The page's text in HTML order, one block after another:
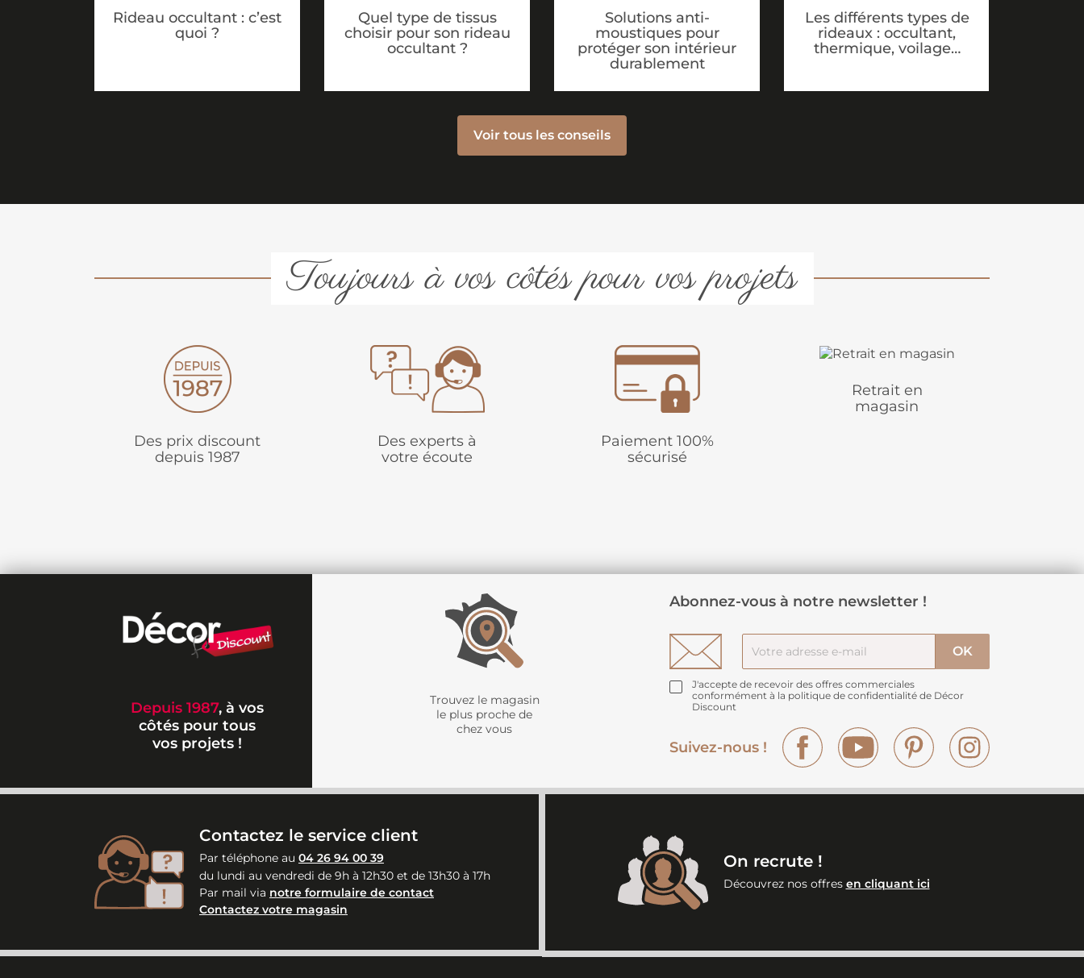
Rideau occultant : c’est
quoi ?
Quel type de tissus
choisir pour son rideau
occultant ?
Solutions anti-
moustiques pour
protéger son intérieur
durablement
Les différents types de
rideaux : occultant,
thermique, voilage…
Voir tous les conseils
Toujours à vos côtés pour vos projets
Des prix discount
depuis 1987
Des experts à
votre écoute
Paiement 100%
sécurisé
Retrait en
magasin
Depuis 1987, à vos
côtés pour tous
vos projets !
Trouvez le magasin
le plus proche de
chez vous
Abonnez-vous à notre newsletter !
J'accepte de recevoir des offres commerciales
conformément à la politique de confidentialité de Décor
Discount
Suivez-nous !
Facebook YouTube Pinterest
Contactez le service client
Par téléphone au 04 26 94 00 39
du lundi au vendredi de 9h à 12h30 et de 13h30 à 17h
Par mail via notre formulaire de contact
Contactez votre magasin
On recrute !
Découvrez nos offres en cliquant ici